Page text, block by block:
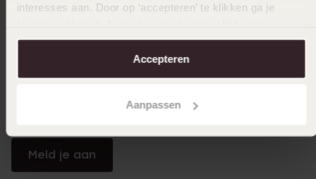
interesses aan. Door op ‘accepteren’ te klikken ga je
aanpassen. Lees er meer over in onscookiebeleid.
Accepteren
Aanpassen
Word member en ontvang altijd minimaal 10% korting
Meld je aan